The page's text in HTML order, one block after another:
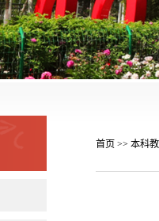
首页>> 本科